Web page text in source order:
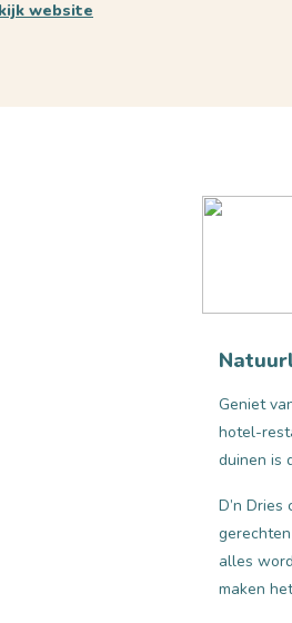
website
Geniet
hotel-
duinen is
D’n
alles
maken